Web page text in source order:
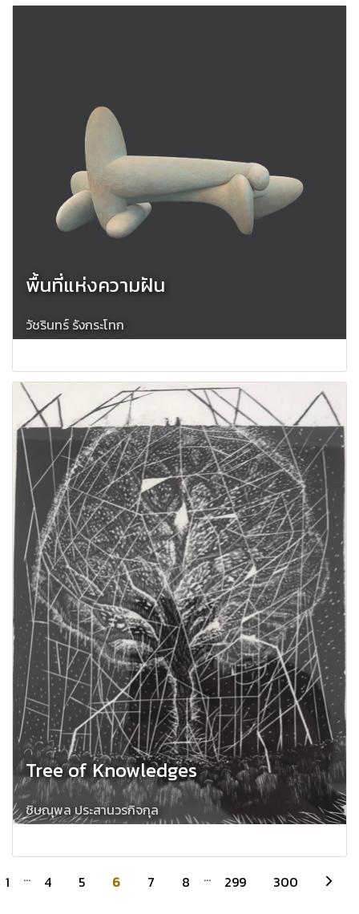
พื้นที่แห่งความฝัน
วัชรินทร์ รังกระโทก
Tree of Knowledges
ชิษณุพล ประสานวรกิจกุล
1 ... 4 5 6 7 8 ... 299 300